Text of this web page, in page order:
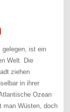
gelegen, ist ein
Welt. Die
ziehen
in ihrer
Ozean
man Wüsten, doch